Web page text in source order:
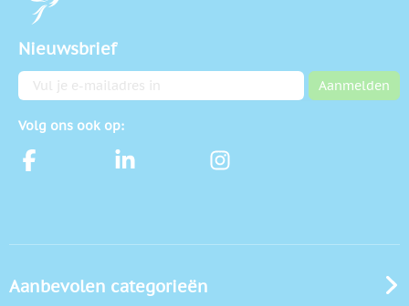
Nieuwsbrief
E-mailadres Aanmelden
Volg ons ook op:
Aanbevolen categorieën